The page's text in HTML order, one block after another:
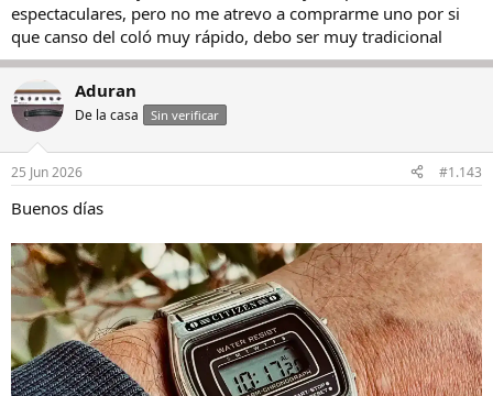
espectaculares, pero no me atrevo a comprarme uno por si
que canso del coló muy rápido, debo ser muy tradicional
Aduran
De la casa Sin verificar
25 Jun 2026 #1.143
Buenos días